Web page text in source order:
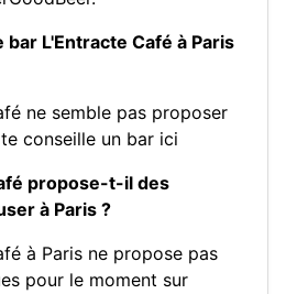
L'Entracte Café à Paris
ne semble pas proposer
conseille un bar ici
propose-t-il des
à Paris ?
à Paris ne propose pas
pour le moment sur